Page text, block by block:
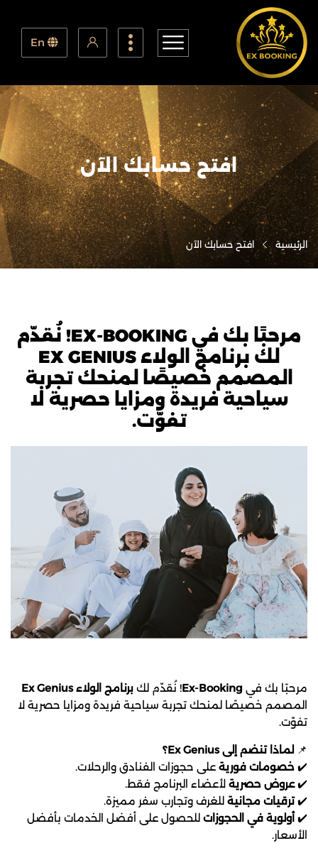
افتح حسابك الآن
الرئيسية افتح حسابك الآن
مرحبًا بك في EX-BOOKING! نُقدّم
لك برنامج الولاء EX GENIUS
المصمم خصيصًا لمنحك تجربة
سياحية فريدة ومزايا حصرية لا
تفوّت.
مرحبًا بك في Ex-Booking! نُقدّم لك برنامج الولاء Ex Genius
المصمم خصيصًا لمنحك تجربة سياحية فريدة ومزايا حصرية لا
تفوّت.
📌 لماذا تنضم إلى Ex Genius؟
✔️ خصومات فورية على حجوزات الفنادق والرحلات.
✔️عروض حصرية لأعضاء البرنامج فقط.
✔️ترقيات مجانية للغرف وتجارب سفر مميزة.
✔️أولوية في الحجوزات للحصول على أفضل الخدمات بأفضل
الأسعار.